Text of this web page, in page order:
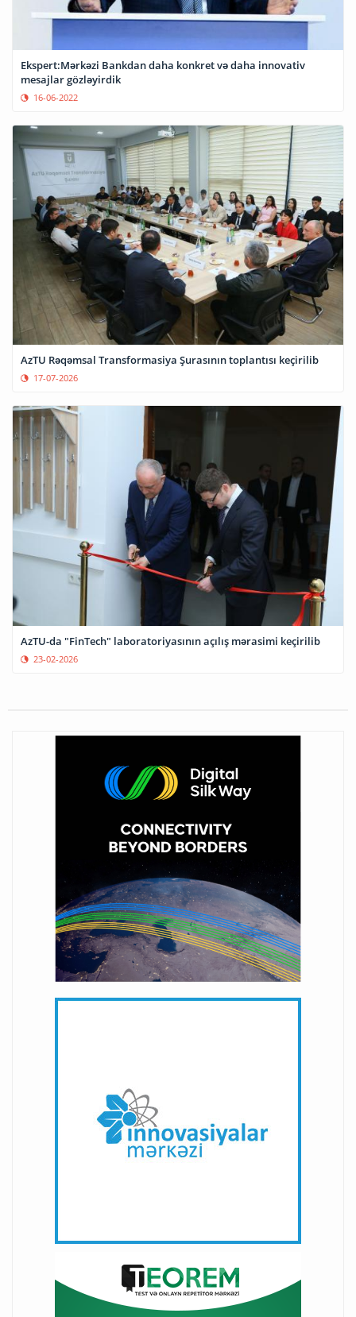
Ekspert:Mərkəzi Bankdan daha konkret və daha innovativ
mesajlar gözləyirdik
16-06-2022
AzTU Rəqəmsal Transformasiya Şurasının toplantısı keçirilib
17-07-2026
AzTU-da "FinTech" laboratoriyasının açılış mərasimi keçirilib
23-02-2026